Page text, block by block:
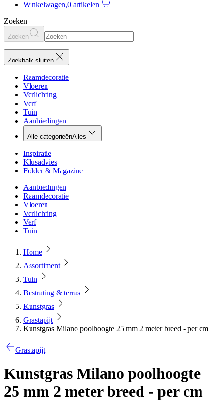
Winkelwagen,0 artikelen
Zoeken
Zoeken
Zoekbalk sluiten
Raamdecoratie
Vloeren
Verlichting
Verf
Tuin
Aanbiedingen
Alle categorieënAlles
Inspiratie
Klusadvies
Folder & Magazine
Aanbiedingen
Raamdecoratie
Vloeren
Verlichting
Verf
Tuin
Home
Assortiment
Tuin
Bestrating & terras
Kunstgras
Grastapijt
Kunstgras Milano poolhoogte 25 mm 2 meter breed - per cm
Grastapijt
Kunstgras Milano poolhoogte
25 mm 2 meter breed - per cm